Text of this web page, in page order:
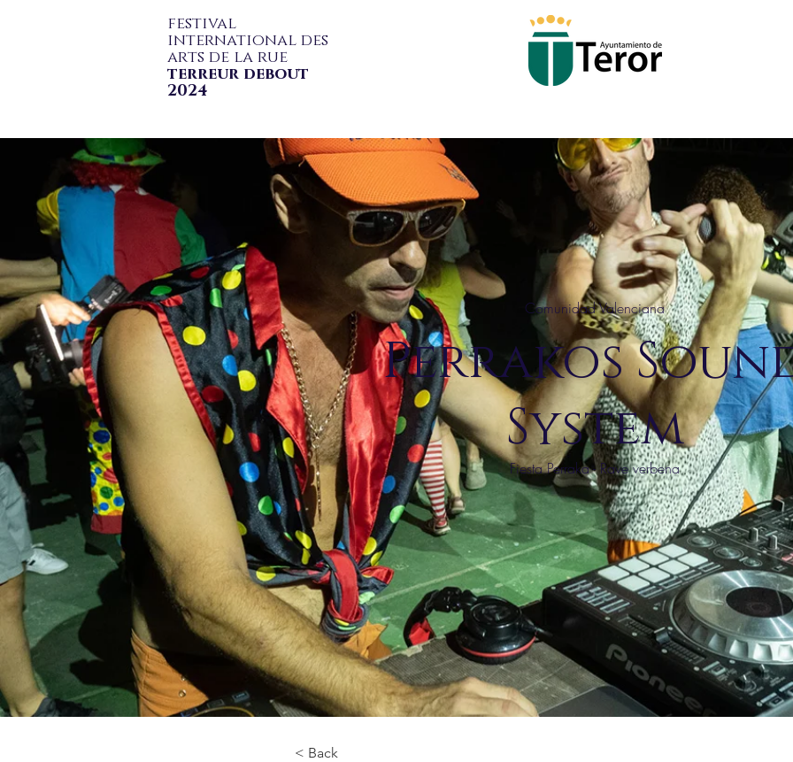
festival
international des
arts de la rue
terreur debout
2024
Perrakos
System
Comunidad Valenciana
Fiesta Perraka - Rave verbena
< Back